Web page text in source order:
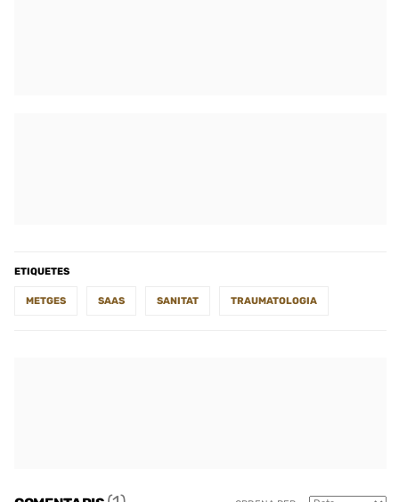
ETIQUETES
METGES SAAS SANITAT TRAUMATOLOGIA